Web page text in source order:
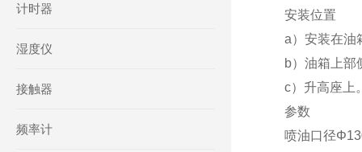
计时器
湿度仪
接触器
频率计
安装位置
a）安装在油
b）油箱上部
c）升高座上
参数
喷油口径